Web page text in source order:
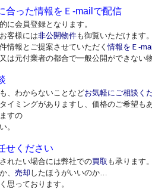
合った情報をＥ-mailで配信
に会員登録となります。
客様には非公開物件も御覧いただけます。
情報とご提案させていただく情報をＥ-
は元付業者の都合で一般公開ができない
、わからないことなどお気軽にご相談く
イミングがありますし、価格のご希望も
すの
。
せください
れたい場合には弊社での買取 も承ります。
、 売却 したほうがいいのか…
思っております。